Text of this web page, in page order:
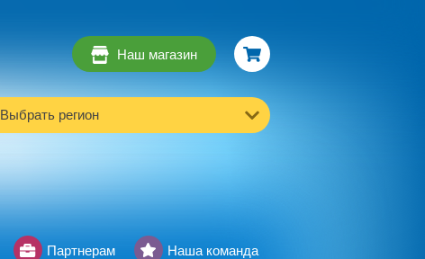
Наш магазин
Выбрать регион
Партнерам Наша команда